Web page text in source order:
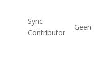
Sync
Contributor
Geen